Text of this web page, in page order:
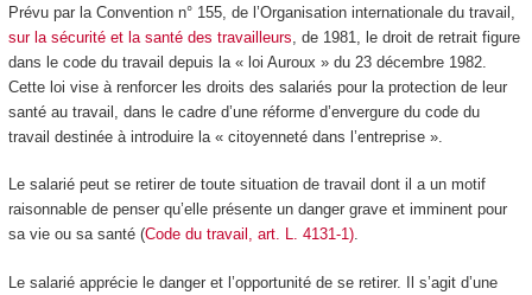
Prévu par la Convention n° 155, de l’Organisation internationale du travail,
sur la sécurité et la santé des travailleurs , de 1981, le droit de retrait figure
dans le code du travail depuis la « loi Auroux » du 23 décembre 1982.
Cette loi vise à renforcer les droits des salariés pour la protection de leur
santé au travail, dans le cadre d’une réforme d’envergure du code du
travail destinée à introduire la « citoyenneté dans l’entreprise ».
Le salarié peut se retirer de toute situation de travail dont il a un motif
raisonnable de penser qu’elle présente un danger grave et imminent pour
sa vie ou sa santé (Code du travail, art. L. 4131-1).
Le salarié apprécie le danger et l’opportunité de se retirer. Il s’agit d’une